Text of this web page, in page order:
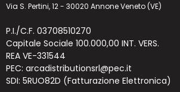
Via S. Pertini, 12 - 30020 Annone Veneto (VE)
P.I./C.F. 03708510270
Capitale Sociale 100.000,00 INT. VERS.
REA VE-331544
PEC: arcadistributionsrl@pec.it
SDI: 5RUO82D (Fatturazione Elettronica)